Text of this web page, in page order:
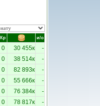
Кр и/о
0 30 455к -
0 38 514к -
0 82 893к -
0 55 666к -
0 76 384к -
0 78 817к -